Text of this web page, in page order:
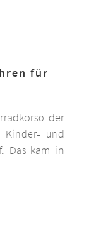
für
der
Kinder- und
Das kam in